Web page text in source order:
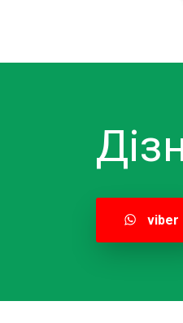
viber